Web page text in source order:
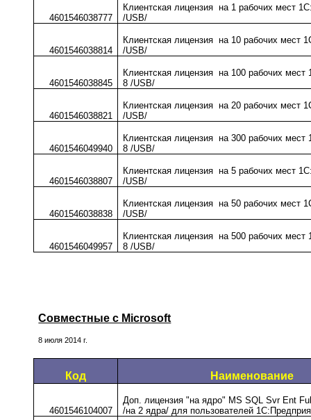
4601546038777
Клиентская лицензия на 1 рабочих мест
/USB/
4601546038814
Клиентская лицензия на 10 рабочих мест
/USB/
4601546038845
Клиентская лицензия на 100 рабочих мест
8 /USB/
4601546038821
Клиентская лицензия на 20 рабочих мест
/USB/
4601546049940
Клиентская лицензия на 300 рабочих мест
8 /USB/
4601546038807
Клиентская лицензия на 5 рабочих мест
/USB/
4601546038838
Клиентская лицензия на 50 рабочих мест
/USB/
4601546049957
Клиентская лицензия на 500 рабочих мест
8 /USB/
Совместные с Microsoft
8 июля 2014 г.
Код Наименование
4601546104007
Доп. лицензия "на ядро" MS SQL Svr Ent
/на 2 ядра/ для пользователей